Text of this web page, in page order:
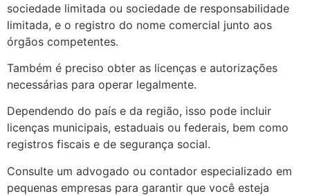
sociedade limitada ou sociedade de responsabilidade
limitada, e o registro do nome comercial junto aos
órgãos competentes.
Também é preciso obter as licenças e autorizações
necessárias para operar legalmente.
Dependendo do país e da região, isso pode incluir
licenças municipais, estaduais ou federais, bem como
registros fiscais e de segurança social.
Consulte um advogado ou contador especializado em
pequenas empresas para garantir que você esteja